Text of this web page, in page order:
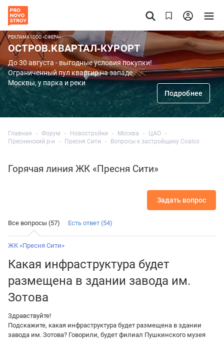
РЕКЛАМА | ООО «СФЕРА»
ОСТРОВ.КВАРТАЛ-КУРОРТ
До 30 августа - выгодные условия покупки!
Ограниченный пул квартир на западе
Москвы, у парка и реки
Подробнее
Главная Форум Новостройки Москва
ЦАО
Пресненский р-н
Пресня Сити Вопросы к застройщику Coalco
Горячая линия ЖК «Пресня Сити»
Задать вопрос
Все вопросы (57) Есть ответ (54)
ЖК «Пресня Сити»
Какая инфраструктура будет
размещена в здании завода им.
Зотова
Здравствуйте!
Подскажите, какая инфраструктура будет размещена в здании
завода им. Зотова? Говорили, будет филиал Пушкинского музея